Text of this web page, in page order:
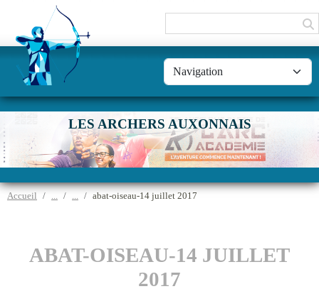
LES ARCHERS AUXONNAIS
Accueil abat-oiseau-14 juillet 2017
ABAT-OISEAU-14 JUILLET
2017
Panneau de gestion des cookies